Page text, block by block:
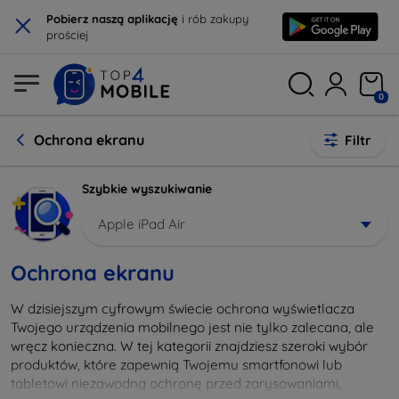
× Pobierz naszą aplikację i rób zakupy
prościej
0
Ochrona ekranu Filtr
Szybkie wyszukiwanie
Apple iPad Air
Ochrona ekranu
W dzisiejszym cyfrowym świecie ochrona wyświetlacza
Twojego urządzenia mobilnego jest nie tylko zalecana, ale
wręcz konieczna. W tej kategorii znajdziesz szeroki wybór
produktów, które zapewnią Twojemu smartfonowi lub
tabletowi niezawodną ochronę przed zarysowaniami,